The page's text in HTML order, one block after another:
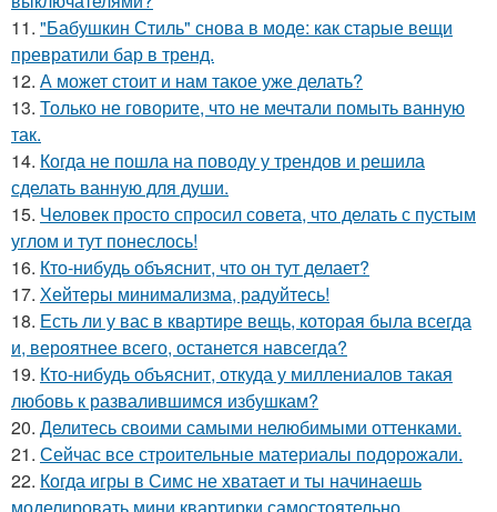
11. "Бабушкин Стиль" снова в моде: как старые вещи
превратили бар в тренд.
12. А может стоит и нам такое уже делать?
13. Только не говорите, что не мечтали помыть ванную
так.
14. Когда не пошла на поводу у трендов и решила
сделать ванную для души.
15. Человек просто спросил совета, что делать с пустым
углом и тут понеслось!
16. Кто-нибудь объяснит, что он тут делает?
17. Хейтеры минимализма, радуйтесь!
18. Есть ли у вас в квартире вещь, которая была всегда
и, вероятнее всего, останется навсегда?
19. Кто-нибудь объяснит, откуда у миллениалов такая
любовь к развалившимся избушкам?
20. Делитесь своими самыми нелюбимыми оттенками.
21. Сейчас все строительные материалы подорожали.
22. Когда игры в Симс не хватает и ты начинаешь